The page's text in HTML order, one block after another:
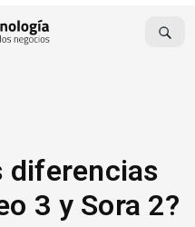
diferencias
3 y Sora 2?